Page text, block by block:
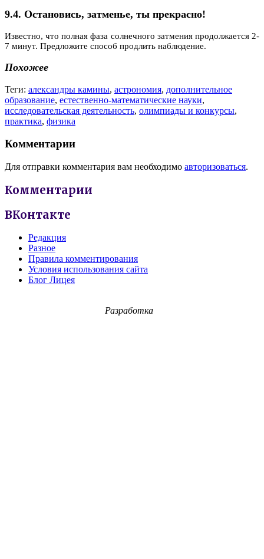
9.4. Остановись, затменье, ты прекрасно!
Известно, что полная фаза солнечного затмения продолжается 2-
7 минут. Предложите способ продлить наблюдение.
Похожее
Теги: александры камины, астрономия, дополнительное
образование, естественно-математические науки,
исследовательская деятельность, олимпиады и конкурсы,
практика, физика
Комментарии
Для отправки комментария вам необходимо авторизоваться.
Комментарии
ВКонтакте
Редакция
Разное
Правила комментирования
Условия использования сайта
Блог Лицея
Разработка